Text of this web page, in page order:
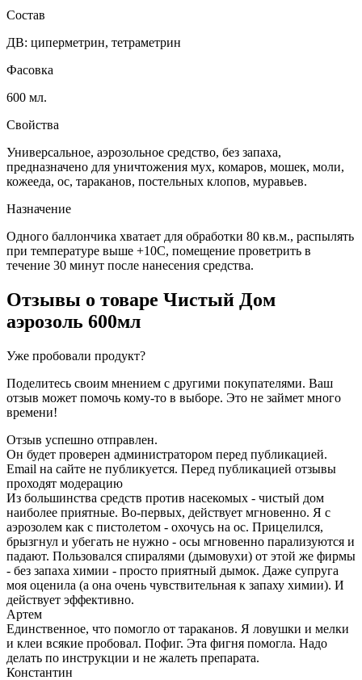
Состав
ДВ: циперметрин, тетраметрин
Фасовка
600 мл.
Свойства
Универсальное, аэрозольное средство, без запаха,
предназначено для уничтожения мух, комаров, мошек, моли,
кожееда, ос, тараканов, постельных клопов, муравьев.
Назначение
Одного баллончика хватает для обработки 80 кв.м., распылять
при температуре выше +10С, помещение проветрить в
течение 30 минут после нанесения средства.
Отзывы о товаре Чистый Дом
аэрозоль 600мл
Уже пробовали продукт?
Поделитесь своим мнением с другими покупателями. Ваш
отзыв может помочь кому-то в выборе. Это не займет много
времени!
Отзыв успешно отправлен.
Он будет проверен администратором перед публикацией.
Email на сайте не публикуется. Перед публикацией отзывы
проходят модерацию
Из большинства средств против насекомых - чистый дом
наиболее приятные. Во-первых, действует мгновенно. Я с
аэрозолем как с пистолетом - охочусь на ос. Прицелился,
брызгнул и убегать не нужно - осы мгновенно парализуются и
падают. Пользовался спиралями (дымовухи) от этой же фирмы
- без запаха химии - просто приятный дымок. Даже супруга
моя оценила (а она очень чувствительная к запаху химии). И
действует эффективно.
Артем
Единственное, что помогло от тараканов. Я ловушки и мелки
и клеи всякие пробовал. Пофиг. Эта фигня помогла. Надо
делать по инструкции и не жалеть препарата.
Константин